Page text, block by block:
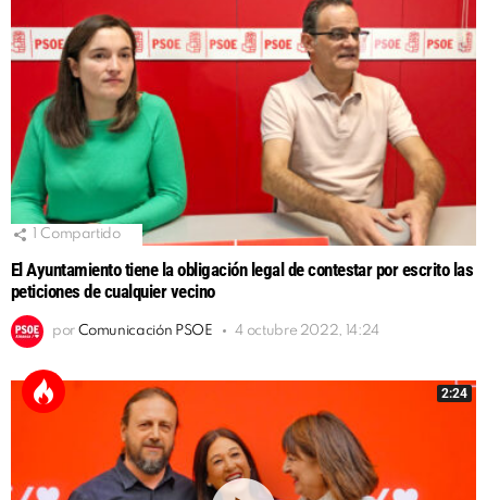
Compartido
El Ayuntamiento tiene la obligación legal de contestar por escrito las
peticiones de cualquier vecino
por Comunicación PSOE 4 octubre 2022, 14:24
2:24